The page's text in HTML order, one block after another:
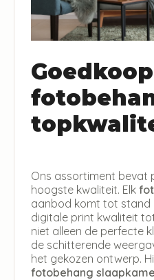
Goedkoop
Ons assortiment bevat
hoogste kwaliteit. Elk
aanbod komt tot stand
digitale print kwaliteit
niet alleen de perfecte
de schitterende
het gekozen ontwerp.
fotobehang